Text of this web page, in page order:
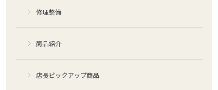
修理整備
商品紹介
店長ピックアップ商品